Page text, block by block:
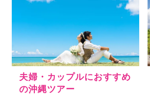
夫婦・カップルにおすすめ
の沖縄ツアー